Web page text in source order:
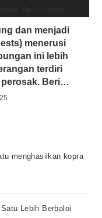
dan menjadi
menerusi
ini lebih
terdiri
Beri
menghasilkan kopra
Lebih Berbaloi